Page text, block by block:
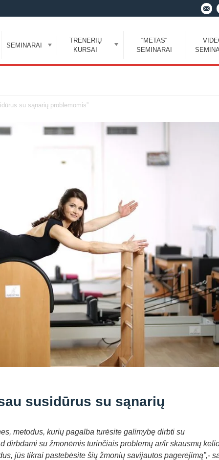
SEMINARAI
TRENERIŲ
KURSAI
“METAS“
SEMINARAI
su sąnarių problemomis”
susidūrus su sąnarių
metodus, kurių pagalba turėsite galimybę dirbti su
dirbdami su žmonėmis turinčiais problemų ar/ir skausmų
jūs tikrai pastebėsite šių žmonių savijautos pagerėjimą”,-